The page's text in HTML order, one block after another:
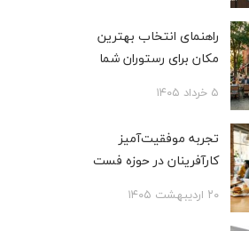
راهنمای انتخاب بهترین
مکان برای رستوران شما
۵ خرداد ۱۴۰۵
تجربه موفقیت‌آمیز
کارآفرینان در حوزه فست
۲۰ اردیبهشت ۱۴۰۵